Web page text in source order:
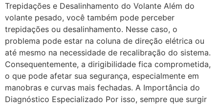
Trepidações e Desalinhamento do Volante Além do
volante pesado, você também pode perceber
trepidações ou desalinhamento. Nesse caso, o
problema pode estar na coluna de direção elétrica ou
até mesmo na necessidade de recalibração do sistema.
Consequentemente, a dirigibilidade fica comprometida,
o que pode afetar sua segurança, especialmente em
manobras e curvas mais fechadas. A Importância do
Diagnóstico Especializado Por isso, sempre que surgir